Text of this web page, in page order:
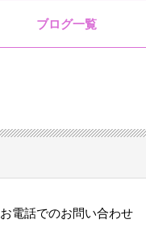
ブログ一覧
お電話でのお問い合わせ